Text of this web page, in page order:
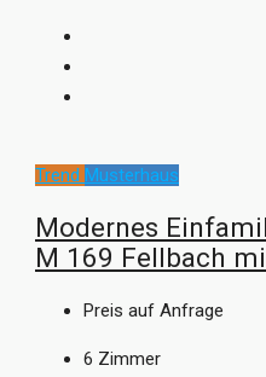
Trend Musterhaus
Modernes
M 169 Fellbach
Preis auf Anfrage
6 Zimmer